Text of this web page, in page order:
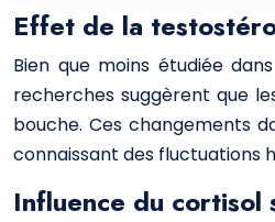
Effet de la
Bien que moins étudiée
recherches suggèrent que
bouche. Ces changements
connaissant des fluctuations
Influence du cortisol